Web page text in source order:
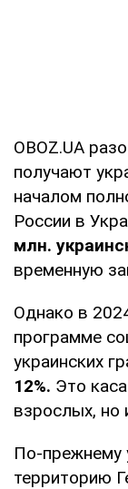
OBOZ.UA
получают
началом
России в
млн.
временную
Однако в
программе
украинских
12%. Это
взрослых, но
По-прежнему
территорию